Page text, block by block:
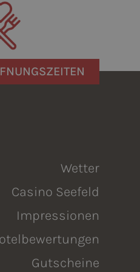
Wetter
Casino Seefeld
Impressionen
Gutscheine